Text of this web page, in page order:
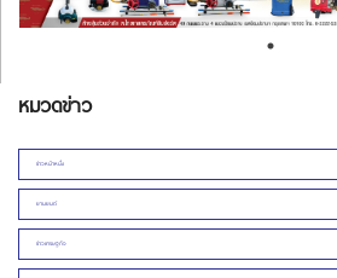
หมวดข่าว
ข่าวหน้าหนึ่ง
ยานยนต์
ข่าวเศรษฐกิจ